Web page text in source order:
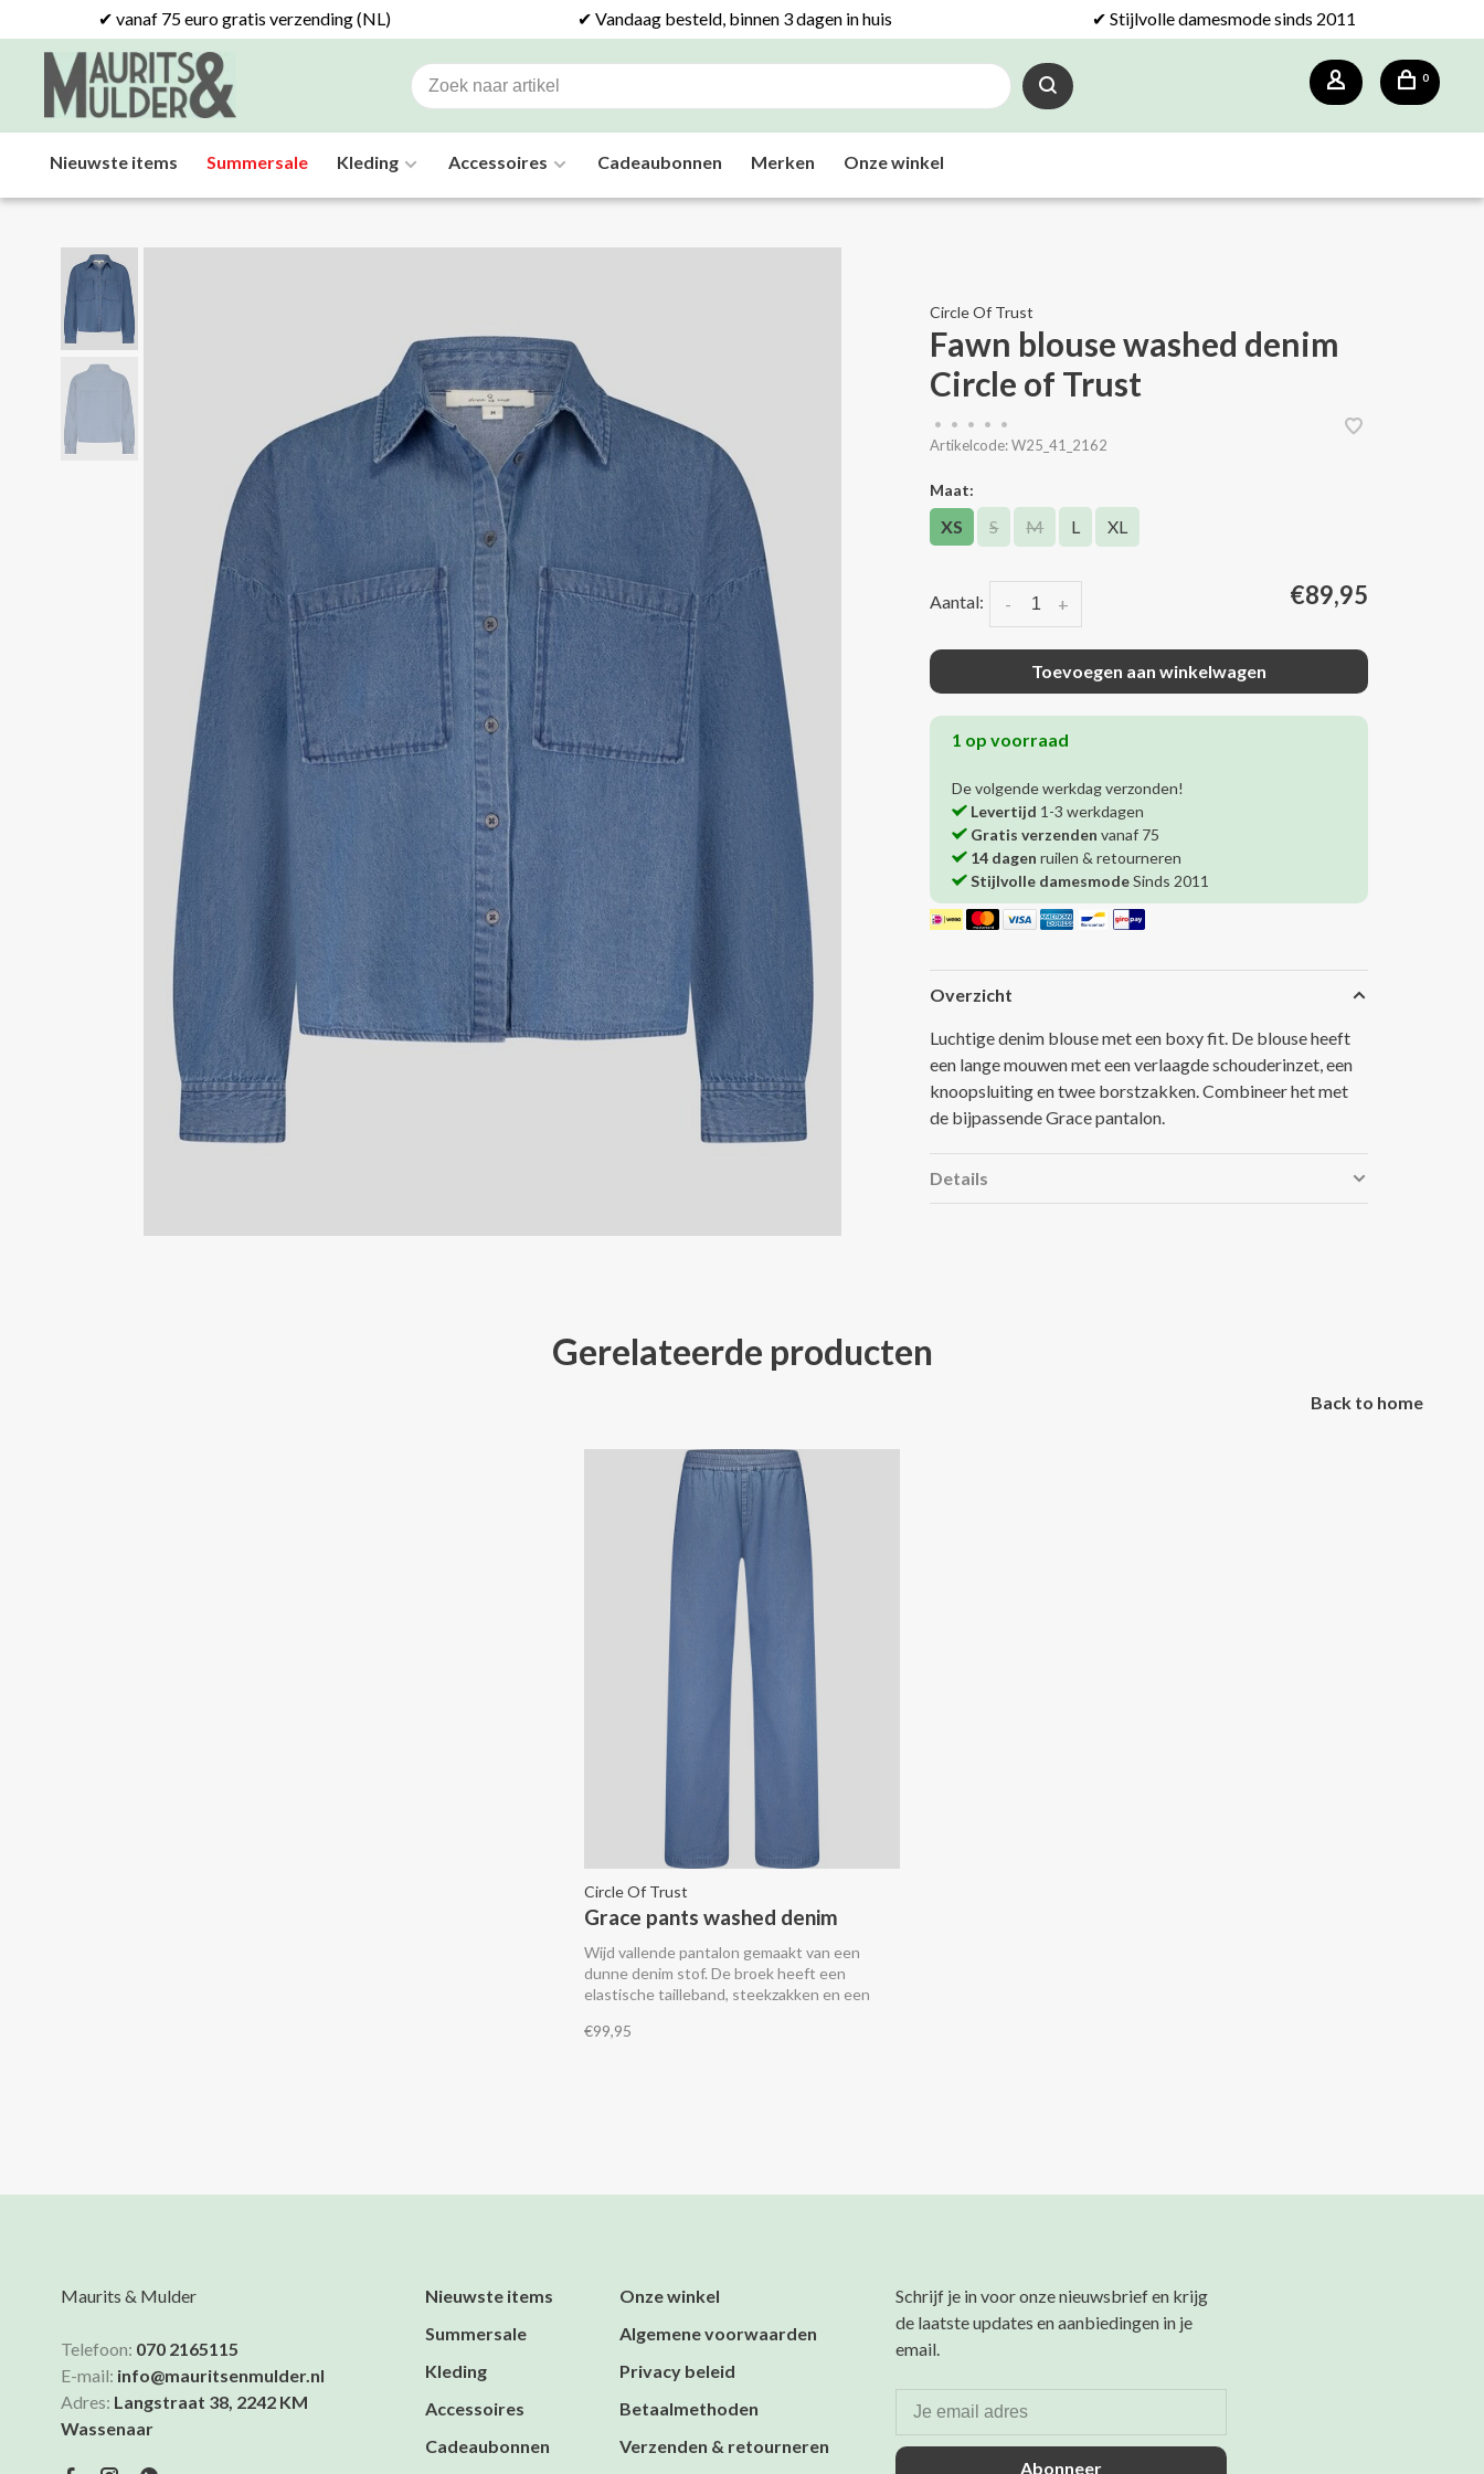
✔ vanaf 75 euro gratis verzending (NL) ✔ Vandaag besteld, binnen 3 dagen in huis ✔ Stijlvolle damesmode sinds 2011
0
Nieuwste items Summersale Kleding Accessoires Cadeaubonnen Merken Onze winkel
Circle Of Trust
Fawn blouse washed denim
Circle of Trust
• • • •
•
Artikelcode:W25_41_2162
Maat:
XS S M L XL
Aantal: +
- €89,95
Toevoegen aan winkelwagen
1 op voorraad
De volgende werkdag verzonden!
Levertijd 1-3 werkdagen
Gratis verzenden vanaf 75
14 dagen ruilen & retourneren
Stijlvolle damesmodeSinds 2011
Overzicht
Luchtige denim blouse met een boxy fit. De blouse heeft
een lange mouwen met een verlaagde schouderinzet, een
knoopsluiting en twee borstzakken. Combineer het met
de bijpassende Grace pantalon.
Details
Gerelateerde producten
Back to home
Circle Of Trust
Grace pants washed denim
Wijd vallende pantalon gemaakt van een
dunne denim stof. De broek heeft een
elastische tailleband, steekzakken en een
Fawn blouse.
€99,95
Maurits & Mulder
Telefoon: 070 2165115
E-mail: info@mauritsenmulder.nl
Adres: Langstraat 38, 2242 KM
Wassenaar
Nieuwste items
Summersale
Kleding
Accessoires
Cadeaubonnen
Onze winkel
Algemene voorwaarden
Privacy beleid
Betaalmethoden
Verzenden & retourneren
Schrijf je in voor onze nieuwsbrief en krijg
de laatste updates en aanbiedingen in je
email.
Abonneer